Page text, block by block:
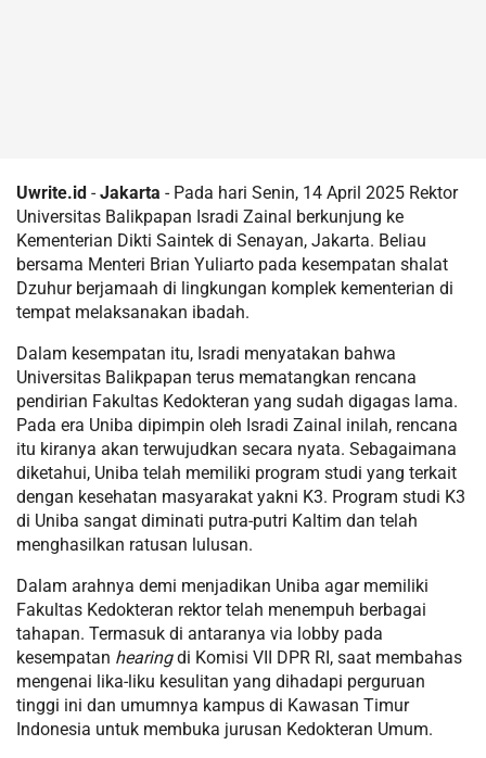
Uwrite.id -Jakarta - Pada hari Senin, 14 April 2025 Rektor
Universitas Balikpapan Isradi Zainal berkunjung ke
Kementerian Dikti Saintek di Senayan, Jakarta. Beliau
bersama Menteri Brian Yuliarto pada kesempatan shalat
Dzuhur berjamaah di lingkungan komplek kementerian di
tempat melaksanakan ibadah.
Dalam kesempatan itu, Isradi menyatakan bahwa
Universitas Balikpapan terus mematangkan rencana
pendirian Fakultas Kedokteran yang sudah digagas lama.
Pada era Uniba dipimpin oleh Isradi Zainal inilah, rencana
itu kiranya akan terwujudkan secara nyata. Sebagaimana
diketahui, Uniba telah memiliki program studi yang terkait
dengan kesehatan masyarakat yakni K3. Program studi K3
di Uniba sangat diminati putra-putri Kaltim dan telah
menghasilkan ratusan lulusan.
Dalam arahnya demi menjadikan Uniba agar memiliki
Fakultas Kedokteran rektor telah menempuh berbagai
tahapan. Termasuk di antaranya via lobby pada
kesempatan hearingdi Komisi VII DPR RI, saat membahas
mengenai lika-liku kesulitan yang dihadapi perguruan
tinggi ini dan umumnya kampus di Kawasan Timur
Indonesia untuk membuka jurusan Kedokteran Umum.